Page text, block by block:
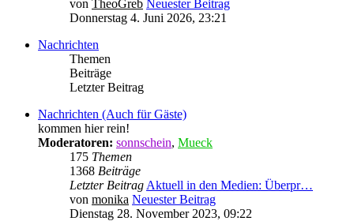
von TheoGreb Neuester Beitrag
Donnerstag 4. Juni 2026, 23:21
Nachrichten
Themen
Beiträge
Letzter Beitrag
Nachrichten (Auch für Gäste)
kommen hier rein!
Moderatoren: sonnschein, Mueck
175 Themen
1368 Beiträge
Letzter Beitrag Aktuell in den Medien: Überpr…
von monika Neuester Beitrag
Dienstag 28. November 2023, 09:22